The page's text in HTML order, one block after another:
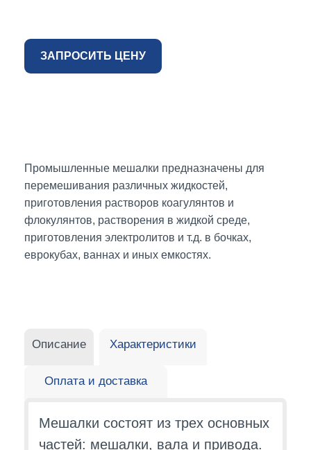
ЗАПРОСИТЬ ЦЕНУ
Промышленные мешалки предназначены для
перемешивания различных жидкостей,
приготовления растворов коагулянтов и
флокулянтов, растворения в жидкой среде,
приготовления электролитов и т.д. в бочках,
еврокубах, ваннах и иных емкостях.
Описание Характеристики
Оплата и доставка
Мешалки состоят из трех основных
частей: мешалки, вала и привода.